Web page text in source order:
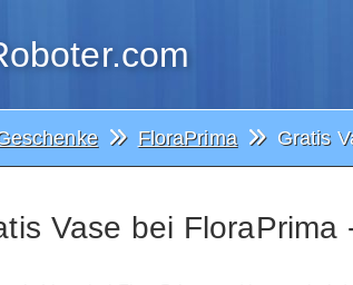
FloraPrima Gratis
Vase bei FloraPrima